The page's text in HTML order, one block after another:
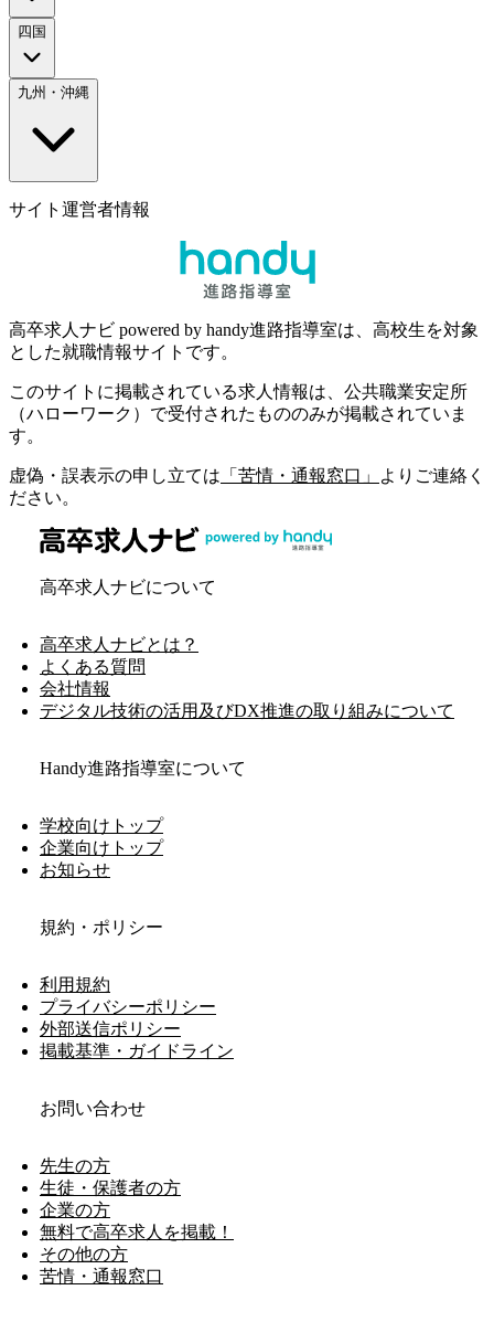
四国
九州・沖縄
サイト運営者情報
高卒求人ナビ powered by handy進路指導室は、高校生を対象
とした就職情報サイトです。
このサイトに掲載されている求人情報は、公共職業安定所
（ハローワーク）で受付されたもののみが掲載されていま
す。
虚偽・誤表示の申し立ては 「苦情・通報窓口」
よりご連絡く
ださい。
高卒求人ナビについて
高卒求人ナビとは？
よくある質問
会社情報
デジタル技術の活用及びDX推進の取り組みについて
Handy進路指導室について
学校向けトップ
企業向けトップ
お知らせ
規約・ポリシー
利用規約
プライバシーポリシー
外部送信ポリシー
掲載基準・ガイドライン
お問い合わせ
先生の方
生徒・保護者の方
企業の方
無料で高卒求人を掲載！
その他の方
苦情・通報窓口